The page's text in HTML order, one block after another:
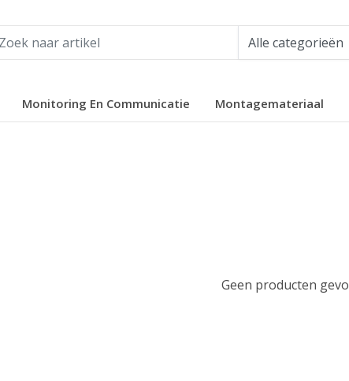
Monitoring En Communicatie Montagemateriaal
Geen producten